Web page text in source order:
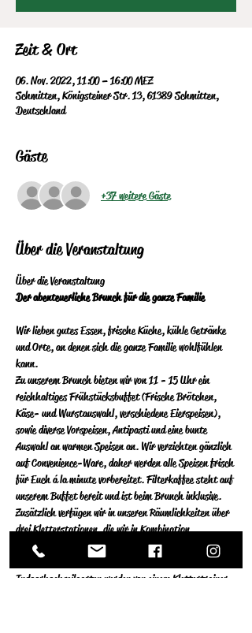
Zeit & Ort
06. Nov. 2022, 11:00 – 16:00 MEZ
Schmitten, Königsteiner Str. 13, 61389 Schmitten,
Deutschland
Gäste
+37 weitere Gäste
Über die Veranstaltung
Über die Veranstaltung
Der abenteuerliche Brunch für die ganze Familie
Wir lieben gutes Essen, frische Küche, kühle Getränke
und Orte, an denen sich die ganze Familie wohlfühlen
kann.
Zu unserem Brunch bieten wir von 11 - 15 Uhr ein
reichhaltiges Frühstücksbuffet (Frische Brötchen,
Käse- und Wurstauswahl, verschiedene Eierspeisen),
sowie diverse Vorspeisen, Antipasti und eine bunte
Auswahl an warmen Speisen an.  Wir verzichten gänzlich
auf Convenience-Ware, daher werden alle Speisen frisch
für Euch á la minute vorbereitet.  Filterkaffee steht auf
unserem Buffet bereit und ist beim Brunch inklusive.
Zusätzlich verfügen wir in unseren Räumlichkeiten über
drei Kletterstationen, die wir in Kombination
ausschließlich sonntags für Privatpersonen öffnen. Die
Stationen an der Kletterwand und im
Indoorhochseilgarten werden von einem Klettertrainer